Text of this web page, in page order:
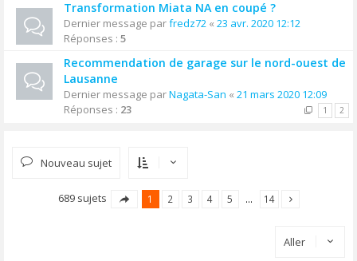
Transformation Miata NA en coupé ?
Dernier message parfredz72 « 23 avr. 2020 12:12
Réponses : 5
Recommendation de garage sur le nord-ouest de
Lausanne
Dernier message parNagata-San « 21 mars 2020 12:09
Réponses : 23 1 2
Nouveau sujet
689 sujets 1 2 3 4 5 … 14
Aller